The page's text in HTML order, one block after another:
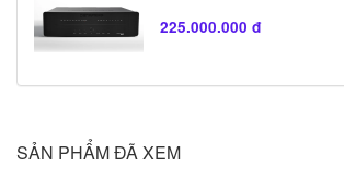
225.000.000 đ
SẢN PHẨM ĐÃ XEM